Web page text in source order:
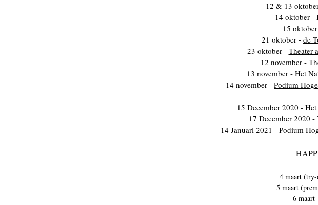
12 & 13
14 oktober -
15
21 oktober - de
23 oktober - Theater
12 november -
13 november - Het
14 november - Podium
15 December 2020 -
17 December 2020
14 Januari 2021 - Podium
4 maart
5 maart
6 maart